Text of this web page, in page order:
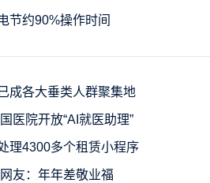
节约90%操作时间
成各大垂类人群聚集地
医院开放“AI就医助理”
理4300多个租赁小程序
友：年年差敬业福